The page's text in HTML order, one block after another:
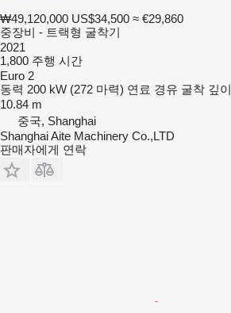
₩49,120,000 US$34,500 ≈ €29,860
중장비 - 트랙형 굴착기
2021
1,800 주행 시간
Euro 2
동력 200 kW (272 마력) 연료 경유 굴착 깊이
10.84 m
중국, Shanghai
Shanghai Aite Machinery Co.,LTD
판매자에게 연락